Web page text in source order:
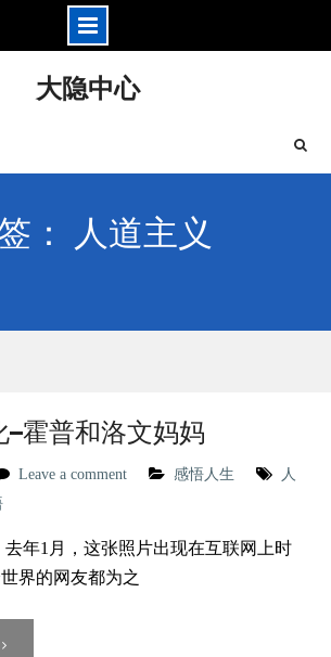
大隐中心
： 人道主义
霍普和洛文妈妈
Leave a comment 感悟人生
人
年1月，这张照片出现在互联网上时
界的网友都为之